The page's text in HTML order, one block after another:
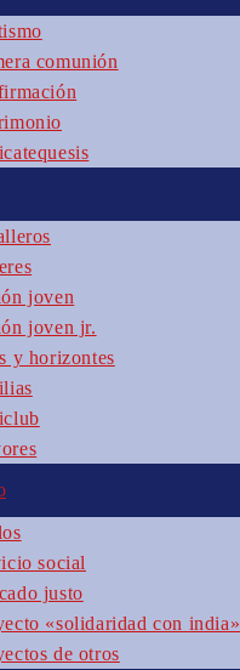
comunión
joven
joven jr.
y horizontes
social
justo
«solidaridad con india»
de otros